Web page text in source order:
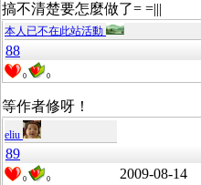
搞不清楚要怎麼做了= =|||
本人已不在此站活動
88
0 0
等作者修呀！
eliu
89
0 0 2009-08-14